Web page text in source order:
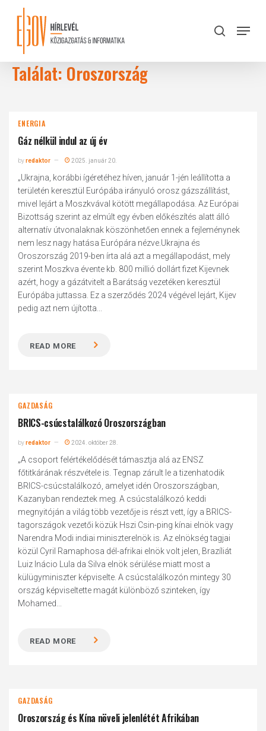
content
search
Menu
Találat: Oroszország
ENERGIA
Gáz nélkül indul az új év
byredaktor 2025. január 20.
„Ukrajna, korábbi ígéretéhez híven, január 1-jén leállította a
területén keresztül Európába irányuló orosz gázszállítást,
mivel lejárt a Moszkvával kötött megállapodása. Az Európai
Bizottság szerint az elmúlt egy évben előkészítés alatt álló
alternatív útvonalaknak köszönhetően ennek a fejleménynek
nem lesz nagy hatása Európára nézve.Ukrajna és
Oroszország 2019-ben írta alá azt a megállapodást, mely
szerint Moszkva évente kb. 800 millió dollárt fizet Kijevnek
azért, hogy a gázátvitelt a Barátság vezetéken keresztül
Európába juttassa. Ez a szerződés 2024 végével lejárt, Kijev
pedig azt nem újította...
READ MORE
GAZDASÁG
BRICS-csúcstalálkozó Oroszországban
byredaktor 2024. október 28.
„A csoport felértékelődését támasztja alá az ENSZ
főtitkárának részvétele is. Tegnap zárult le a tizenhatodik
BRICS-csúcstalálkozó, amelyet idén Oroszországban,
Kazanyban rendeztek meg. A csúcstalálkozó keddi
megnyitóján a világ több vezetője is részt vett, így a BRICS-
tagországok vezetői közük Hszi Csin-ping kínai elnök vagy
Narendra Modi indiai miniszterelnök is. Az elnökség tagjai
közül Cyril Ramaphosa dél-afrikai elnök volt jelen, Brazíliát
Luiz Inácio Lula da Silva elnök sérülése miatt most a
külügyminiszter képviselte. A csúcstalálkozón mintegy 30
ország képviseltette magát különböző szinteken, így
Mohamed...
READ MORE
GAZDASÁG
Oroszország és Kína növeli jelenlétét Afrikában
Close